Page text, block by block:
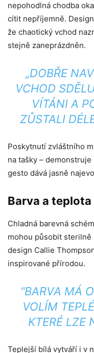
nepohodlná chodba
cítit nepříjemně.
že chaotický vchod
stejně zaneprázdněn.
„DOBŘE
VCHOD
VÍTÁNI A
ZŮSTALI
Poskytnutí zvláštního
na tašky –
gesto dává jasně
Barva a teplota
Chladná barevná
mohou působit sterilně
design Callie
inspirované přírodou.
“BARVA MÁ
VOLÍM
KTERÉ LZE
Teplejší bílá vytváří i v